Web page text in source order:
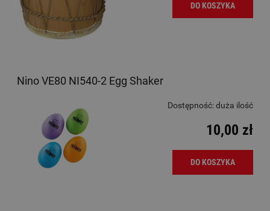
DO KOSZYKA
Nino VE80 NI540-2 Egg Shaker
Dostępność:duża ilość
10,00 zł
DO KOSZYKA